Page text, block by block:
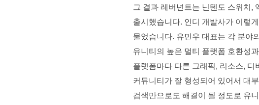
그 결과 레버넌트는 닌텐도 스위치,
출시했습니다. 인디 개발사가 이렇
물었습니다. 유민우 대표는 각 분야
유니티의 높은 멀티 플랫폼 호환성
플랫폼마다 다른 그래픽, 리소스,
커뮤니티가 잘 형성되어 있어서 대
검색만으로도 해결이 될 정도로 유